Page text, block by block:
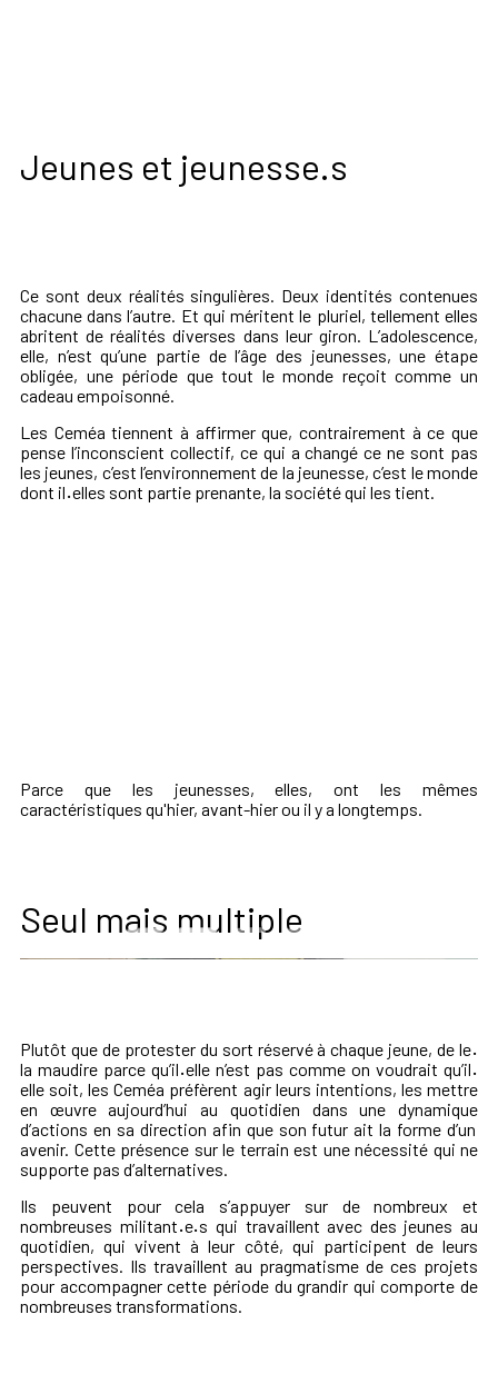
Jeunes et jeunesse.s
Ce sont deux réalités singulières. Deux identités contenues
chacune dans l’autre. Et qui méritent le pluriel, tellement elles
abritent de réalités diverses dans leur giron L’adolescence,
elle, n’est qu’une partie de l’âge des jeunesses, une étape
obligée, une période que tout le monde reçoit comme un
cadeau empoisonné.
Les Ceméa tiennent à affirmer que, contrairement à ce que
pense l’inconscient collectif, ce qui a changéce ne sont pas
les jeunes, c’est l’environnement de la jeunesse, c’est le monde
dont il·elles sont partie prenante, la société qui les tient.
Parce que les jeunesses, elles, ont les mêmes
caractéristiques qu'hier, avant-hier ou il y a longtemps.
Seul mais multiple
Plutôt que deprotester du sort réservé à chaque jeune, de le·
la maudire parce qu’il·elle n’est pas comme on voudrait qu’il·
elle soit,les Ceméa préfèrent agir leurs intentions, les mettre
en œuvreaujourd’hui au quotidien dans une dynamique
d’actions en sa direction afin que son futur ait la forme d’un
avenir. Cetteprésence sur le terrain est une nécessité qui ne
supporte pas d’alternatives.
Ils peuvent
pour cela s’appuyer sur de nombreux et
nombreuses militant·e·s qui travaillent avec des jeunes au
quotidien, qui vivent à leur côté, qui participent de leurs
perspectives. Ils travaillent au pragmatisme de ces projets
pour accompagnercette période du grandir qui comporte de
nombreuses transformations.